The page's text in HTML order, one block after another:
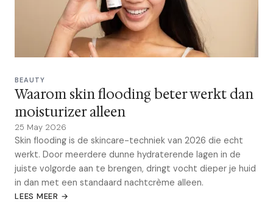
BEAUTY
Waarom skin flooding beter werkt dan
moisturizer alleen
25 May 2026
Skin flooding is de skincare-techniek van 2026 die echt
werkt. Door meerdere dunne hydraterende lagen in de
juiste volgorde aan te brengen, dringt vocht dieper je huid
in dan met een standaard nachtcrème alleen.
LEES MEER →